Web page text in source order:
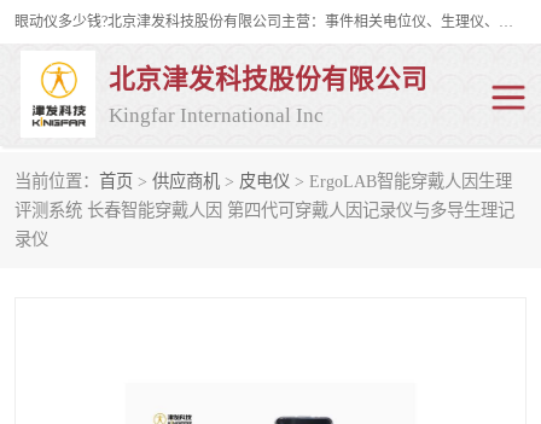
眼动仪多少钱?北京津发科技股份有限公司主营：事件相关电位仪、生理仪、肌电仪、脑电仪、皮电仪、眼动仪；是国家级高新技术企业、科技部认定的科技型中小企业和中关村高新技术企业，具备保密资格，具备自主进出口经营权；自主研发技术、产品与服务荣获多项省部级科学技术奖励、国家发明专利、国家软件著作权和省部级新技术新产品（服务）认证。
北京津发科技股份有限公司
Kingfar International Inc
当前位置： 首页 > 供应商机 > 皮电仪 > ErgoLAB智能穿戴人因生理
评测系统 长春智能穿戴人因 第四代可穿戴人因记录仪与多导生理记
录仪
皮电仪 脑电仪